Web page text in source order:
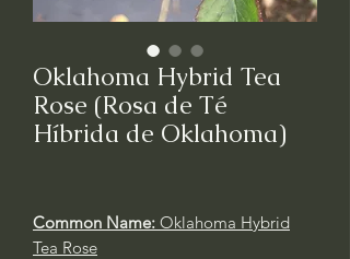
Oklahoma Hybrid Tea
Rose (Rosa de Té
Híbrida de Oklahoma)
Common Name: Oklahoma Hybrid
Tea Rose